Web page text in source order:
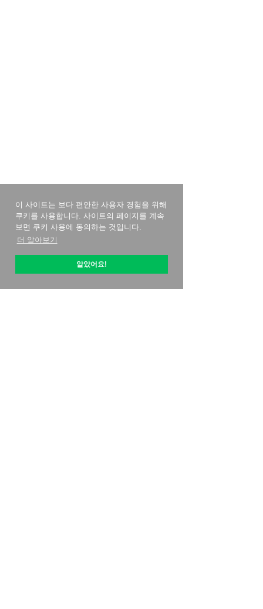
이 사이트는 보다 편안한 사용자 경험을 위해
쿠키를 사용합니다. 사이트의 페이지를 계속
보면 쿠키 사용에 동의하는 것입니다.
더 알아보기
알았어요!